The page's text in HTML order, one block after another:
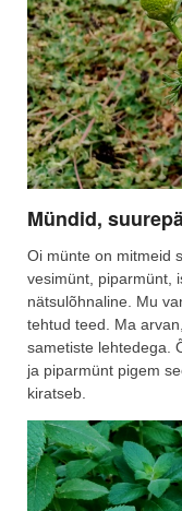
Mündid,
Oi münte on mitmeid
vesimünt, piparmünt,
nätsulõhnaline. Mu
tehtud teed. Ma
sametiste lehtedega.
ja piparmünt pigem
kiratseb.